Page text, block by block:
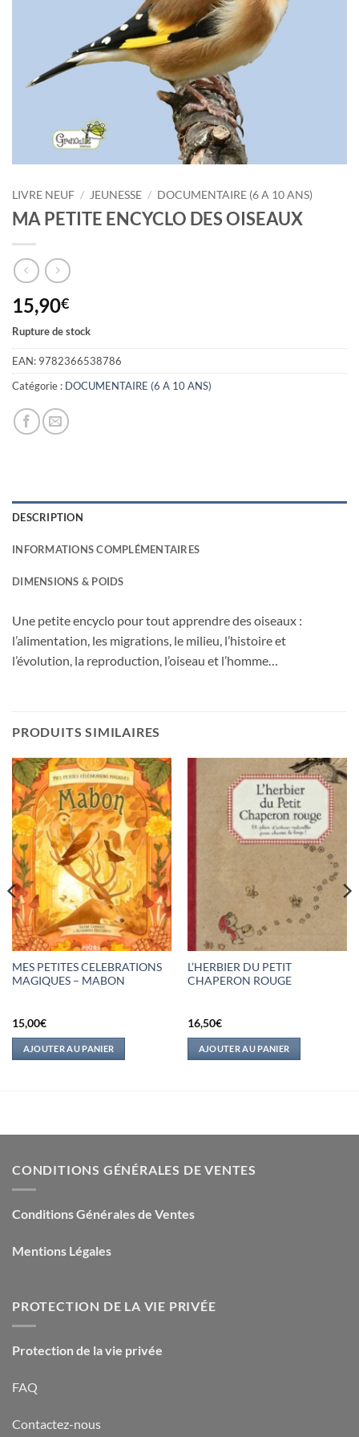
LIVRE NEUF / JEUNESSE / DOCUMENTAIRE (6 A 10 ANS)
MA PETITE ENCYCLO DES OISEAUX
15,90€
Rupture de stock
EAN: 9782366538786
Catégorie : DOCUMENTAIRE (6 A 10 ANS)
DESCRIPTION
INFORMATIONS COMPLÉMENTAIRES
DIMENSIONS & POIDS
Une petite encyclo pour tout apprendre des oiseaux :
l’alimentation, les migrations, le milieu, l’histoire et
l’évolution, la reproduction, l’oiseau et l’homme…
PRODUITS SIMILAIRES
MES PETITES CELEBRATIONS
MAGIQUES – MABON
15,00€
AJOUTER AU PANIER
L’HERBIER DU PETIT
CHAPERON ROUGE
16,50€
AJOUTER AU PANIER
CONDITIONS GÉNÉRALES DE VENTES
Conditions Générales de Ventes
Mentions Légales
PROTECTION DE LA VIE PRIVÉE
Protection de la vie privée
FAQ
Contactez-nous